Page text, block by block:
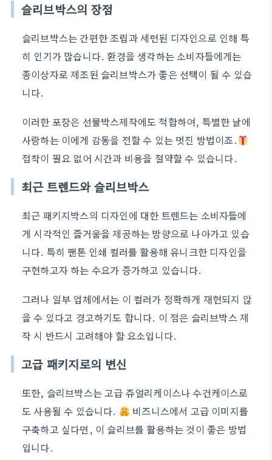
슬리브박스의 장점
슬리브박스는 간편한 조립과 세련된 디자인으로 인해 특
히 인기가 많습니다. 환경을 생각하는 소비자들에게는
종이상자로 제조된 슬리브박스가 좋은 선택이 될 수 있습
니다.
이러한 포장은 선물박스제작에도 적합하여, 특별한 날에
사랑하는 이에게 감동을 전할 수 있는 멋진 방법이죠.
접착이 필요 없어 시간과 비용을 절약할 수 있습니다.
최근 트렌드와 슬리브박스
최근 패키지박스의 디자인에 대한 트렌드는 소비자들에
게 시각적인 즐거움을 제공하는 방향으로 나아가고 있습
니다. 특히 팬톤 인쇄 컬러를 활용해 유니크한 디자인을
구현하고자 하는 수요가 증가하고 있습니다.
그러나 일부 업체에서는 이 컬러가 정확하게 재현되지 않
을 수 있다고 경고하기도 합니다. 이 점은 슬리브박스 제
작 시 반드시 고려해야 할 요소입니다.
고급 패키지로의 변신
또한, 슬리브박스는 고급 쥬얼리케이스나 수건케이스로
도 사용될 수 있습니다.
비즈니스에서 고급 이미지를
구축하고 싶다면, 이 슬리브를 활용하는 것이 좋은 방법
입니다.